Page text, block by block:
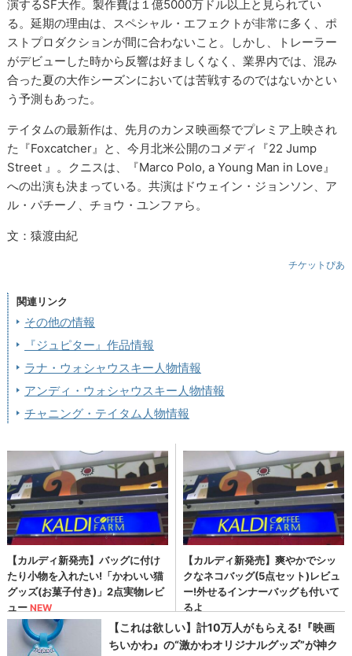
演するSF大作。製作費は１億5000万ドル以上と見られてい
る。延期の理由は、スペシャル・エフェクトが非常に多く、ポ
ストプロダクションが間に合わないこと。しかし、トレーラー
がデビューした時から反響は好ましくなく、業界内では、混み
合った夏の大作シーズンにおいては苦戦するのではないかとい
う予測もあった。
テイタムの最新作は、先月のカンヌ映画祭でプレミア上映され
た『Foxcatcher』と、今月北米公開のコメディ『22 Jump
Street 』。クニスは、『Marco Polo, a Young Man in Love』
への出演も決まっている。共演はドウェイン・ジョンソン、ア
ル・パチーノ、チョウ・ユンファら。
文：猿渡由紀
チケットぴあ
関連リンク
その他の情報
『ジュピター』作品情報
ラナ・ウォシャウスキー人物情報
アンディ・ウォシャウスキー人物情報
チャニング・テイタム人物情報